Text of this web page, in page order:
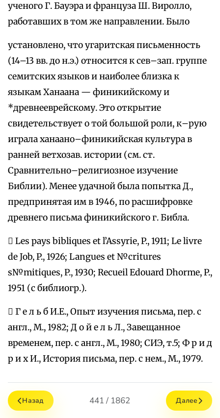
ученого Г. Бауэра и француза Ш. Виролло,
работавших в том же направлении. Было
установлено, что угаритская письменность
(14–13 вв. до н.э.) относится к сев–зап. группе
семитских языков и наиболее близка к
языкам Ханаана — финикийскому и
*древнееврейскому. Это открытие
свидетельствует о той большой роли, к–рую
играла ханаано–финикийская культура в
ранней ветхозав. истории (см. ст.
Сравнительно–религиозное изучение
Библии). Менее удачной была попытка Д.,
предпринятая им в 1946, по расшифровке
древнего письма финикийского г. Библа.
 Les pays bibliques et l’Assyrie, P., 1911; Le livre
de Job, P., 1926; Langues et №critures
s№mitiques, P., 1930; Recueil Edouard Dhorme, P.,
1951 (с библиогр.).
 Г е л ь б И.Е., Опыт изучения письма, пер. с
англ., М., 1982; Д о й е л ь Л., Завещанное
временем, пер. с англ., М., 1980; СИЭ, т.5; Ф р и д
р и х И., История письма, пер. с нем., М., 1979.
Назад 441 / 1862 Далее